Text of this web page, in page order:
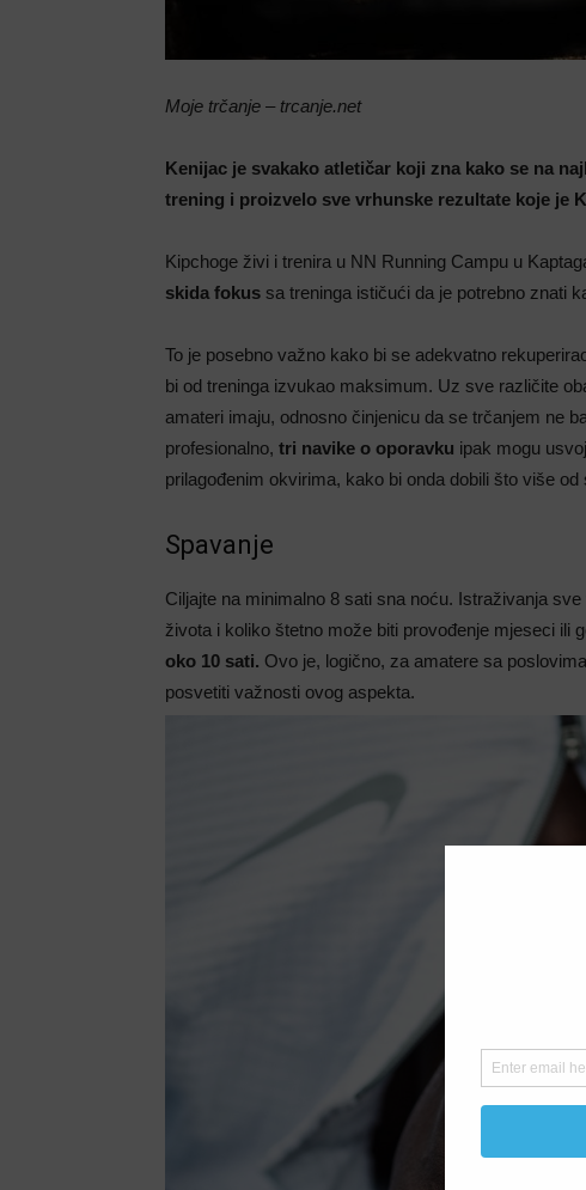
Moje trčanje – trcanje.net
Kenijac je svakako atletičar koji zna kako se na
trening i proizvelo sve vrhunske rezultate koje je
Kipchoge živi i trenira u NN Running Campu u
skida fokus sa treninga ističući da je potrebno znati
To je posebno važno kako bi se adekvatno
bi od treninga izvukao maksimum. Uz sve različite
amateri imaju, odnosno činjenicu da se trčanjem ne
profesionalno, tri navike o oporavku ipak mogu
prilagođenim okvirima, kako bi onda dobili što više od
Spavanje
Ciljajte na minimalno 8 sati sna noću. Istraživanja
života i koliko štetno može biti provođenje mjeseci ili
oko 10 sati. Ovo je, logično, za amatere sa
posvetiti važnosti ovog aspekta.